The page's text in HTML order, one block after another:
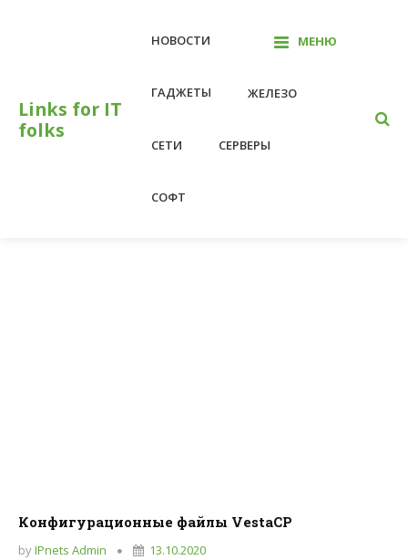
Links for IT
folks
МЕНЮ
НОВОСТИ
ГАДЖЕТЫ ЖЕЛЕЗО
СЕТИ СЕРВЕРЫ
СОФТ
Конфигурационные файлы VestaCP
byIPnets Admin 13.10.2020